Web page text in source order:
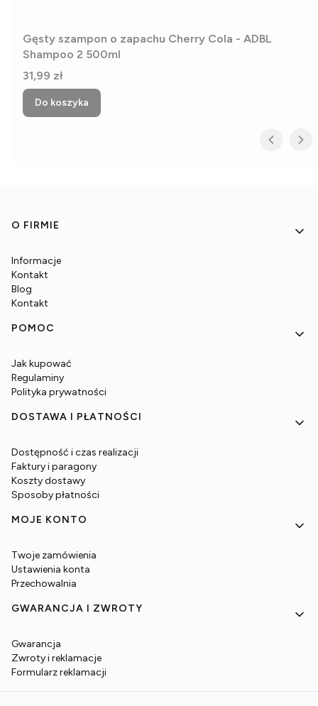
Gęsty szampon o zapachu Cherry Cola - ADBL
Shampoo 2 500ml
Cena
31,99 zł
Do koszyka
Linki w stopce
O FIRMIE
Informacje
Kontakt
Blog
Kontakt
POMOC
Jak kupować
Regulaminy
Polityka prywatności
DOSTAWA I PŁATNOŚCI
Dostępność i czas realizacji
Faktury i paragony
Koszty dostawy
Sposoby płatności
MOJE KONTO
Twoje zamówienia
Ustawienia konta
Przechowalnia
GWARANCJA I ZWROTY
Gwarancja
Zwroty i reklamacje
Formularz reklamacji